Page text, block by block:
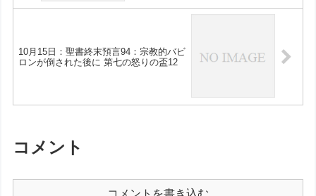
10月15日：聖書終末預言94：宗教的バビ
ロンが倒された後に 第七の怒りの盃12
コメント
コメントを書き込む